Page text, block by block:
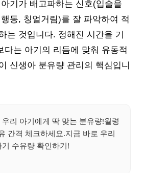
기가 배고파하는 신호(입술을
동, 칭얼거림)를 잘 파악하여 적
는 것입니다. 정해진 시간을 기
다는 아기의 리듬에 맞춰 유동적
신생아 분유량 관리의 핵심입니
우리 아기에게 딱 맞는 분유량!월령
간격 체크하세요.지금 바로 우리
기 수유량 확인하기!